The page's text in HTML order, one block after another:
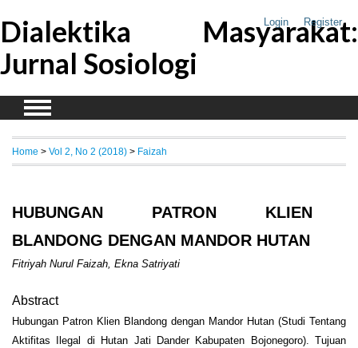
Login Register
Dialektika Masyarakat:
Jurnal Sosiologi
Home > Vol 2, No 2 (2018) > Faizah
HUBUNGAN PATRON KLIEN
BLANDONG DENGAN MANDOR HUTAN
Fitriyah Nurul Faizah, Ekna Satriyati
Abstract
Hubungan Patron Klien Blandong dengan Mandor Hutan (Studi Tentang
Aktifitas Ilegal di Hutan Jati Dander Kabupaten Bojonegoro). Tujuan